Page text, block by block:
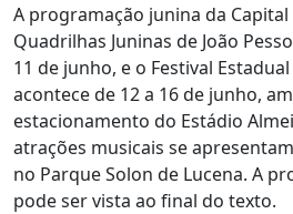
A programação junina da
Quadrilhas Juninas de João
11 de junho, e o Festival
acontece de 12 a 16 de junho,
estacionamento do Estádio
atrações musicais se
no Parque Solon de Lucena. A
pode ser vista ao final do texto.